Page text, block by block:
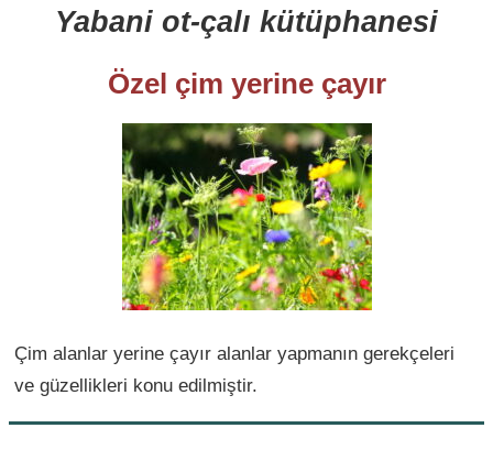
Yabani ot-çalı kütüphanesi
Özel çim yerine çayır
Çim alanlar yerine çayır alanlar yapmanın gerekçeleri
ve güzellikleri konu edilmiştir.